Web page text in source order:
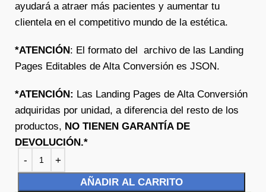
ayudará a atraer más pacientes y aumentar tu
clientela en el competitivo mundo de la estética.
*ATENCIÓN: El formato del archivo de las Landing
Pages Editables de Alta Conversión es JSON.
*ATENCIÓN: Las Landing Pages de Alta Conversión
adquiridas por unidad, a diferencia del resto de los
productos, NO TIENEN GARANTÍA DE
DEVOLUCIÓN.*
AÑADIR AL CARRITO